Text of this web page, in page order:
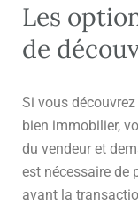
Les
de
Si vous
bien immobilier,
du vendeur et
est nécessaire de
avant la